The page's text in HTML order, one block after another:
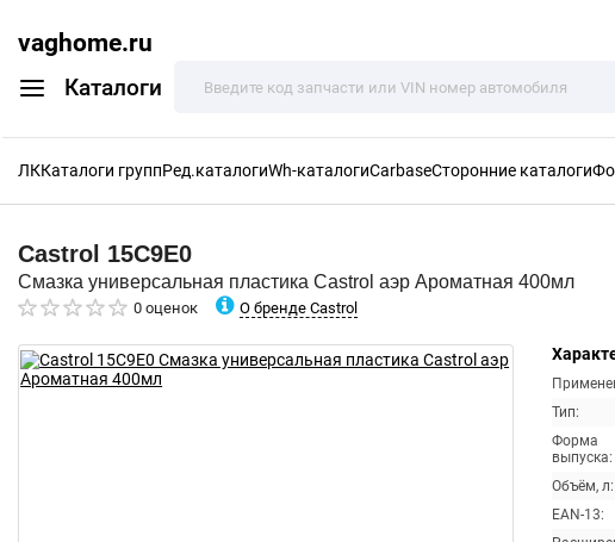
vaghome.ru
Каталоги
ЛККаталоги группРед.каталогиWh-каталогиCarbaseСторонние каталоги
Castrol 15C9E0
Смазка универсальная пластика Castrol аэр Ароматная 400мл
0 оценок О бренде Castrol
Тип:
Форма
выпуска:
Объём, л:
EAN-13: